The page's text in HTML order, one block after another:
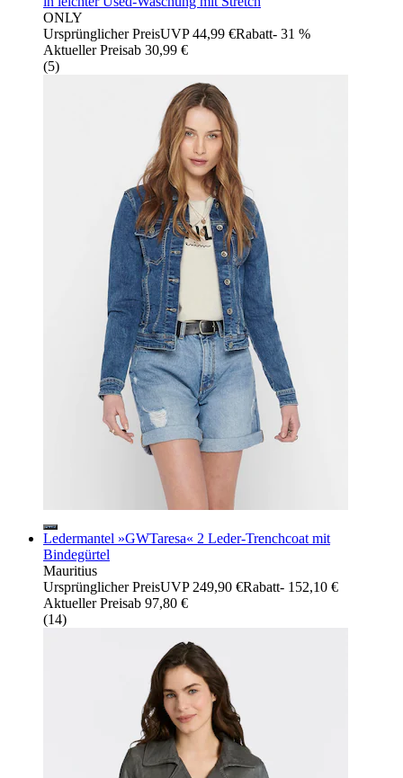
ONLY
Ursprünglicher PreisUVP 44,99 €Rabatt- 31 %
Aktueller Preisab 30,99 €
(5)
Ledermantel »GWTaresa« 2 Leder-Trenchcoat mit
Bindegürtel
Mauritius
Ursprünglicher PreisUVP 249,90 €Rabatt- 152,10 €
Aktueller Preisab 97,80 €
(14)